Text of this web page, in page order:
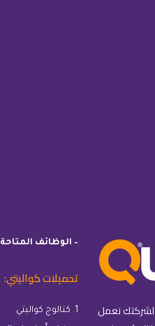
لشركتك نعمل
– الوظائف المتاحة
تحميلات كواليتي:
1. كتالوج كواليتي